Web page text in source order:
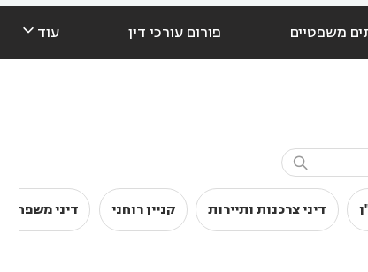
משפטיים פורום עורכי דין עוד 

דיני צרכנות ותיירות קניין רוחני דיני משפחה